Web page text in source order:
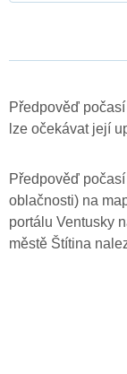
Předpověď
lze očekávat její
Předpověď
oblačnosti) na
portálu Ventusky
městě Štítina